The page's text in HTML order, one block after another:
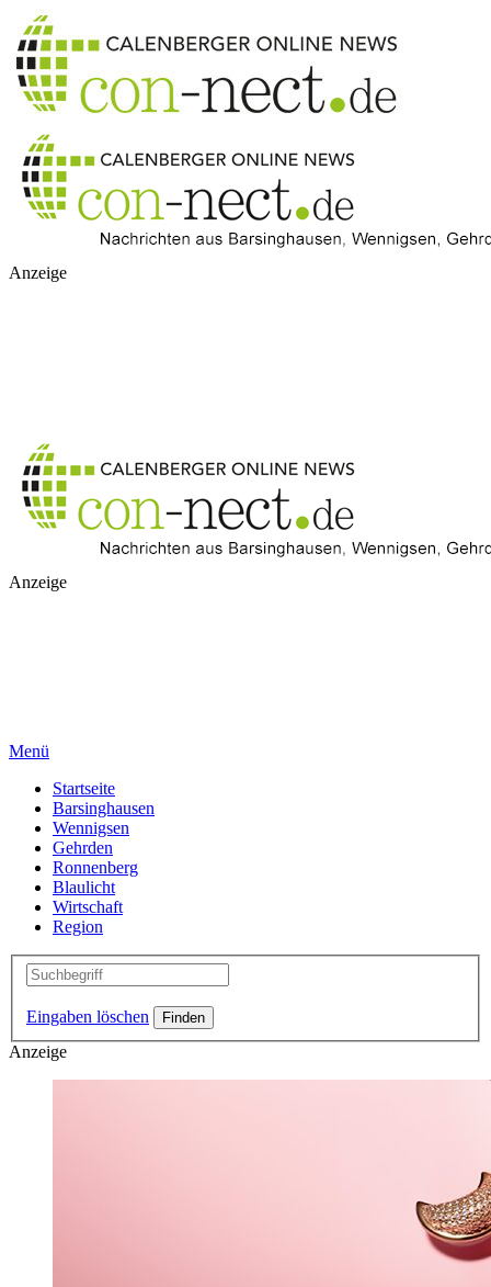
Anzeige
Anzeige
Menü
Startseite
Barsinghausen
Wennigsen
Gehrden
Ronnenberg
Blaulicht
Wirtschaft
Region
Eingaben löschen
Anzeige